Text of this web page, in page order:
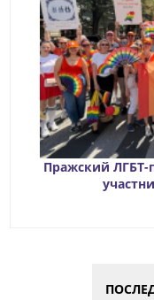
Пражский ЛГБТ-